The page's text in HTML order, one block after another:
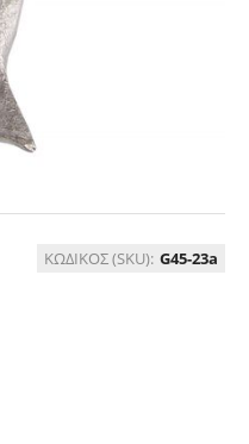
ΚΩΔΙΚΟΣ (SKU): G45-23a